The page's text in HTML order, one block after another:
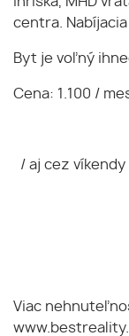
centra.
Byt je voľný
Cena: 1.100 /
/ aj cez
Viac